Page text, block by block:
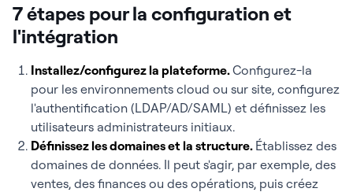
7 étapes pour la configuration et
l'intégration
Installez/configurez la plateforme.Configurez-la
pour les environnements cloud ou sur site, configurez
l'authentification (LDAP/AD/SAML) et définissez les
utilisateurs administrateurs initiaux.
Définissez les domaines et la structure. Établissez des
domaines de données. Il peut s'agir, par exemple, des
ventes, des finances ou des opérations, puis créez